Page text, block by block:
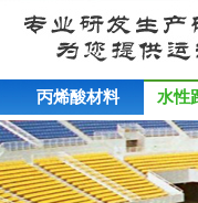
丙烯酸材料 水性